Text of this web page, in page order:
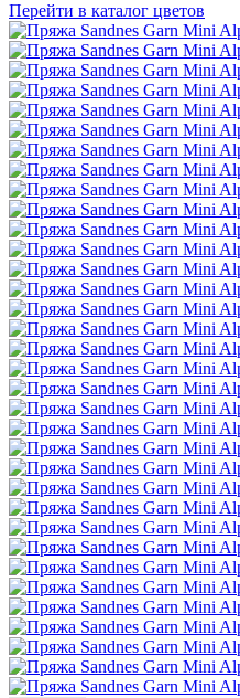
Перейти в каталог цветов